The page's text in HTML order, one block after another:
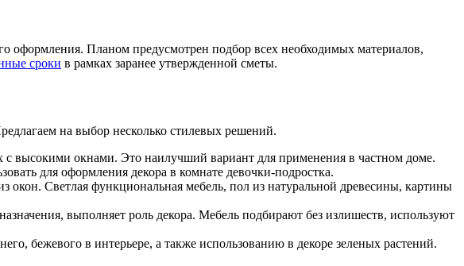
оформления. Планом предусмотрен подбор всех необходимых материалов,
сроки в рамках заранее утвержденной сметы.
на выбор несколько стилевых решений.
высокими окнами. Это наилучший вариант для применения в частном доме.
для оформления декора в комнате девочки-подростка.
окон. Светлая функциональная мебель, пол из натуральной древесины, картины
выполняет роль декора. Мебель подбирают без излишеств, используют
бежевого в интерьере, а также использованию в декоре зеленых растений.